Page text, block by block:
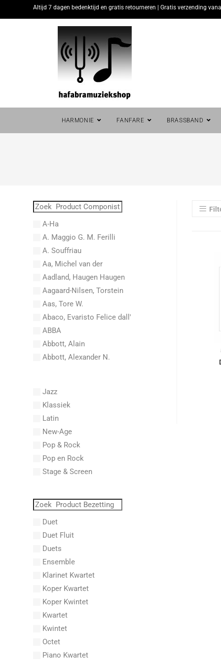
Altijd 7 dagen bedenktijd en gratis retourneren | Gratis verzending
HARMONIE FANFARE BRASSBAND
A-Ha
A. Maggio G. M. Ferilli
A. Souffriau
Aa, Michel van der
Aadland, Haugen Haugen
Aagaard-Nilsen, Torstein
Aas, Tore W.
Abaco, Evaristo Felice dall'
ABBA
Abbott, Alain
Abbott, Alexander N.
Abel, Lex
Aberg, Johan Ludvig
Aboucaya, Christian
Aboulker, Isabelle
Abraham, Paul
Abrams, Lester
Abreu, Zequinha
Absil, Jean
Abt, Franz Wilhelm
AC/DC
Achleitner, Rudolf
Acker, Dieter
Acosta, Omar
Adam Gorb
Adam, Adolphe Charles
Adam, Amy
Adams, Billy
Adams, Bryan
Adams, Byron
Jazz
Klassiek
Latin
New-Age
Pop & Rock
Pop en Rock
Stage & Screen
Duet
Duet Fluit
Duets
Ensemble
Klarinet Kwartet
Koper Kwartet
Koper Kwintet
Kwartet
Kwintet
Octet
Piano Kwartet